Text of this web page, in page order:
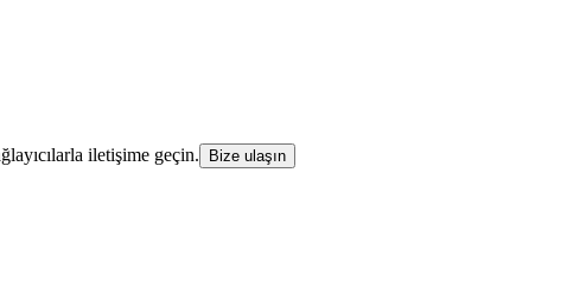
iletişime geçin.
Bize ulaşın